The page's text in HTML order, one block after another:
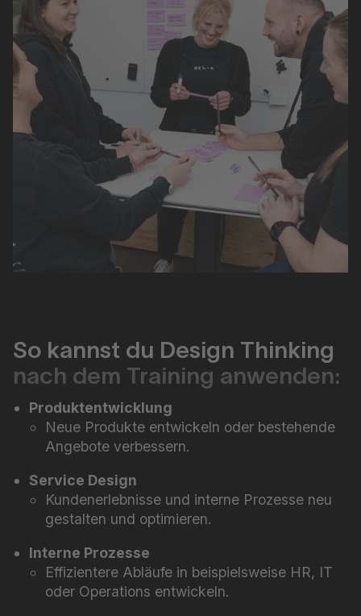
So kannst du Design Thinking
nach dem Training anwenden:
Produktentwicklung
Neue Produkte entwickeln oder bestehende
Angebote verbessern.
Service Design
Kundenerlebnisse und interne Prozesse neu
gestalten und optimieren.
Interne Prozesse
Effizientere Abläufe in beispielsweise HR, IT
oder Operations entwickeln.